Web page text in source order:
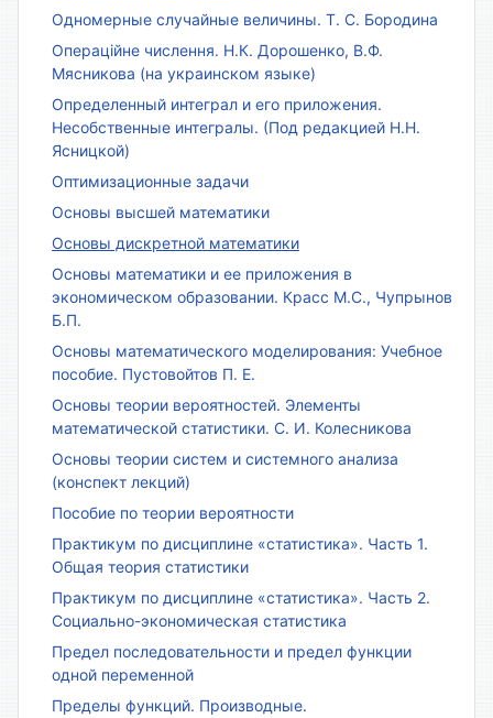
Одномерные случайные величины. Т. С. Бородина
Операційне числення. Н.К. Дорошенко, В.Ф.
Мясникова (на украинском языке)
Определенный интеграл и его приложения.
Несобственные интегралы. (Под редакцией Н.Н.
Ясницкой)
Оптимизационные задачи
Основы высшей математики
Основы дискретной математики
Основы математики и ее приложения в
экономическом образовании. Красс М.С., Чупрынов
Б.П.
Основы математического моделирования: Учебное
пособие. Пустовойтов П. Е.
Основы теории вероятностей. Элементы
математической статистики. С. И. Колесникова
Основы теории систем и системного анализа
(конспект лекций)
Пособие по теории вероятности
Практикум по дисциплине «статистика». Часть 1.
Общая теория статистики
Практикум по дисциплине «статистика». Часть 2.
Социально-экономическая статистика
Предел последовательности и предел функции
одной переменной
Пределы функций. Производные.